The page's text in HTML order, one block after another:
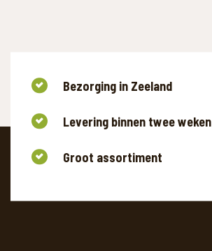
Bezorging in Zeeland
Levering binnen twee weken
Groot assortiment